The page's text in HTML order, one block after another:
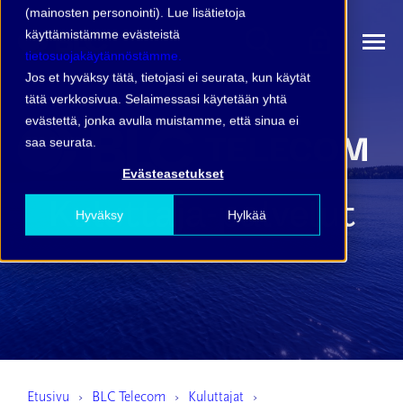
(mainosten personointi). Lue lisätietoja
käyttämistämme evästeistä
tietosuojakäytännöstämme.
Jos et hyväksy tätä, tietojasi ei seurata, kun käytät
tätä verkkosivua. Selaimessasi käytetään yhtä
evästettä, jonka avulla muistamme, että sinua ei
saa seurata.
Evästeasetukset
Hyväksy Hylkää
Kuluttaja- palvelut
Etusivu BLC Telecom Kuluttajat